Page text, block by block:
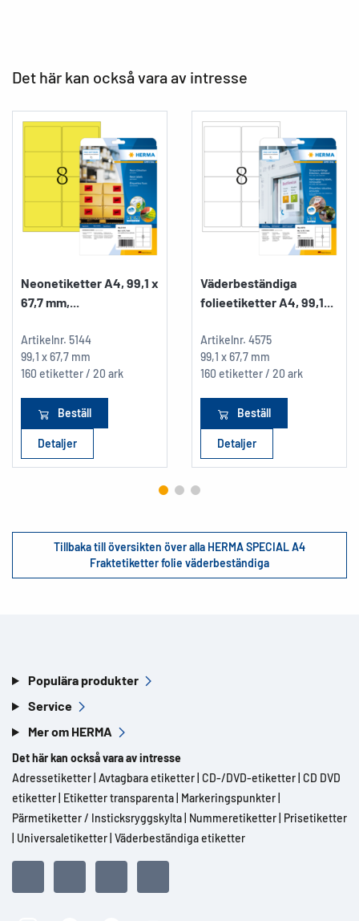
Det här kan också vara av intresse
Neonetiketter A4, 99,1 x
67,7 mm,...
Artikelnr. 5144
99,1 x 67,7 mm
160 etiketter / 20 ark
Beställ
Detaljer
Väderbeständiga
folieetiketter A4, 99,1...
Artikelnr. 4575
99,1 x 67,7 mm
160 etiketter / 20 ark
Beställ
Detaljer
Tillbaka till översikten över alla HERMA SPECIAL A4
Fraktetiketter folie väderbeständiga
Populära produkter
Service
Mer om HERMA
Det här kan också vara av intresse
Adressetiketter Avtagbara etiketter CD-/DVD-etiketter CD DVD
etiketter Etiketter transparenta Markeringspunkter
Pärmetiketter / Insticksryggskylta Nummeretiketter Prisetiketter
Universaletiketter Väderbeständiga etiketter